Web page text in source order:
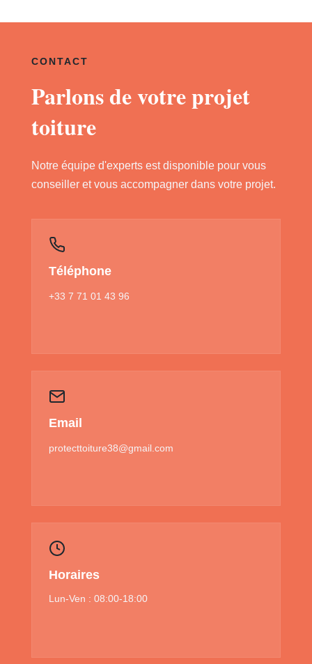
CONTACT
Parlons de votre projet
toiture
Notre équipe d'experts est disponible pour vous
conseiller et vous accompagner dans votre projet.
Téléphone
+33 7 71 01 43 96
Email
protecttoiture38@gmail.com
Horaires
Lun-Ven : 08:00-18:00